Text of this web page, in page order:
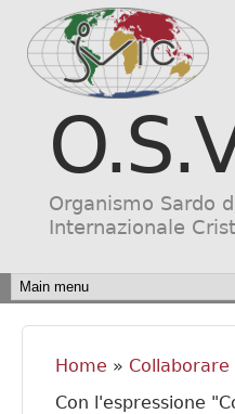
Salta al
Organismo Sardo
Internazionale
MAIN MENU
Tu sei qui
Home » Collaborare
Con l'espressione